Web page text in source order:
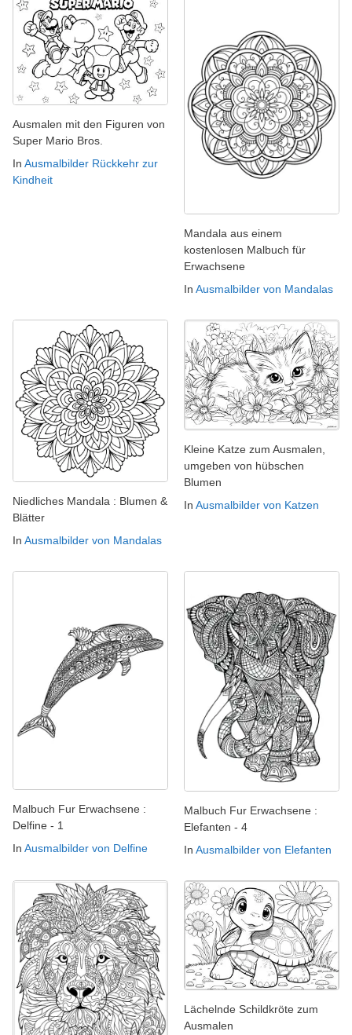
Ausmalen mit den Figuren von
Super Mario Bros.
In Ausmalbilder Rückkehr zur
Kindheit
Mandala aus einem
kostenlosen Malbuch für
Erwachsene
In Ausmalbilder von Mandalas
Niedliches Mandala : Blumen &
Blätter
In Ausmalbilder von Mandalas
Kleine Katze zum Ausmalen,
umgeben von hübschen
Blumen
In Ausmalbilder von Katzen
Malbuch Fur Erwachsene :
Delfine - 1
In Ausmalbilder von Delfine
Malbuch Fur Erwachsene :
Elefanten - 4
In Ausmalbilder von Elefanten
Lächelnde Schildkröte zum
Ausmalen